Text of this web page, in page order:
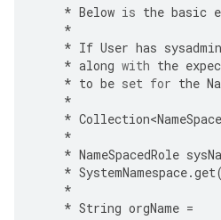
* Below is the basic
*
* If User has sysadmin
* along with the
* to be set for the
*
*
*
* NameSpacedRole
* SystemNamespace.get
*
* String orgName =